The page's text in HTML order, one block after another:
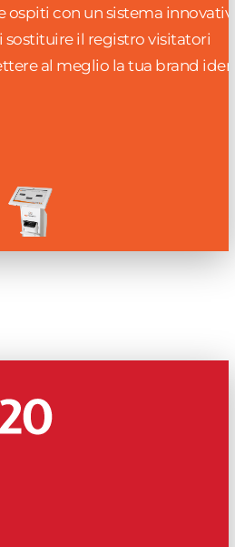
ospiti con un sistema
il registro visitatori
al meglio la tua brand